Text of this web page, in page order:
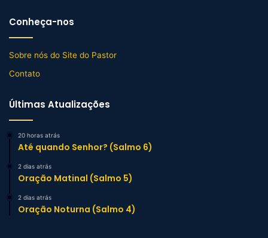
Conheça-nos
Sobre nós do Site do Pastor
Contato
Últimas Atualizações
20 horas atrás
Até quando Senhor? (Salmo 6)
2 dias atrás
Oração Matinal (Salmo 5)
2 dias atrás
Oração Noturna (Salmo 4)